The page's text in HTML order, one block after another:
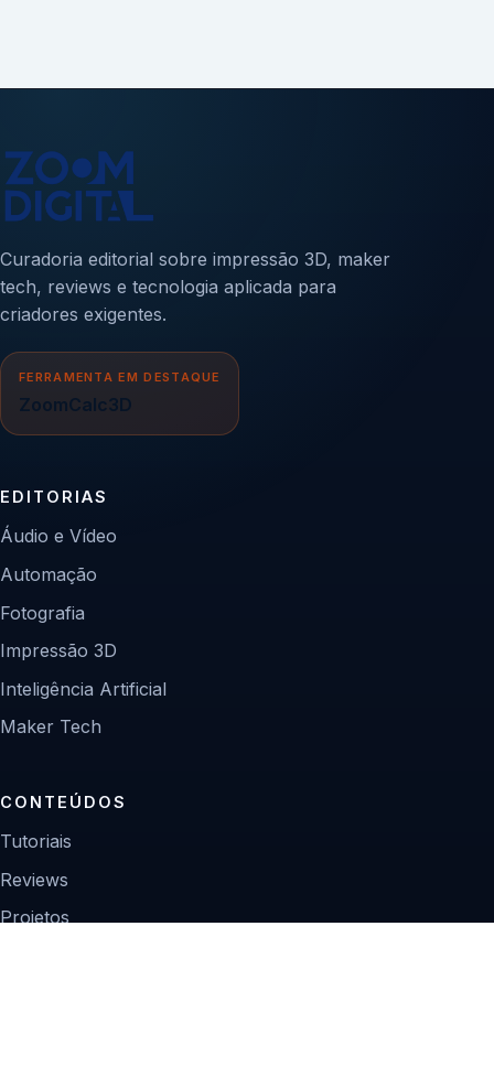
Curadoria editorial sobre impressão 3D, maker
tech, reviews e tecnologia aplicada para
criadores exigentes.
FERRAMENTA EM DESTAQUE
ZoomCalc3D
EDITORIAS
Áudio e Vídeo
Automação
Fotografia
Impressão 3D
Inteligência Artificial
Maker Tech
CONTEÚDOS
Tutoriais
Reviews
Projetos